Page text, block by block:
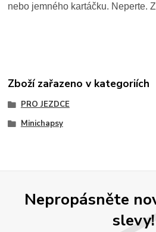
nebo jemného kartáčku. Neperte.
Zboží zařazeno v kategoriích
PRO JEZDCE
Minichapsy
Nepropásněte
slevy!